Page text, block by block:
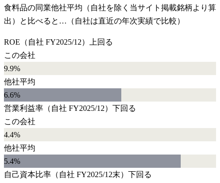
食料品の同業他社平均（自社を除く当サイト掲載銘柄より算
出）と比べると…（自社は直近の年次実績で比較）
ROE （自社 FY2025/12）
上回る
この会社
9.9%
他社平均
6.6%
営業利益率 （自社 FY2025/12） 下回る
この会社
4.4%
他社平均
5.4%
自己資本比率 （自社 FY2025/12末） 下回る